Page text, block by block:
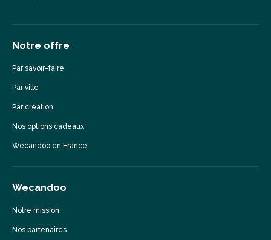
Notre offre
Par savoir-faire
Par ville
Par création
Nos options cadeaux
Wecandoo en France
Wecandoo
Notre mission
Nos partenaires